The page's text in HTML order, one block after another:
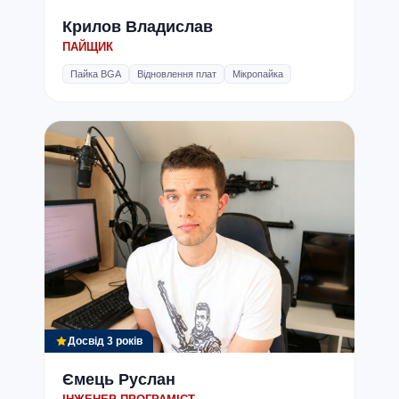
Крилов Владислав
ПАЙЩИК
Пайка BGA Відновлення плат Мікропайка
Досвід 3 років
Ємець Руслан